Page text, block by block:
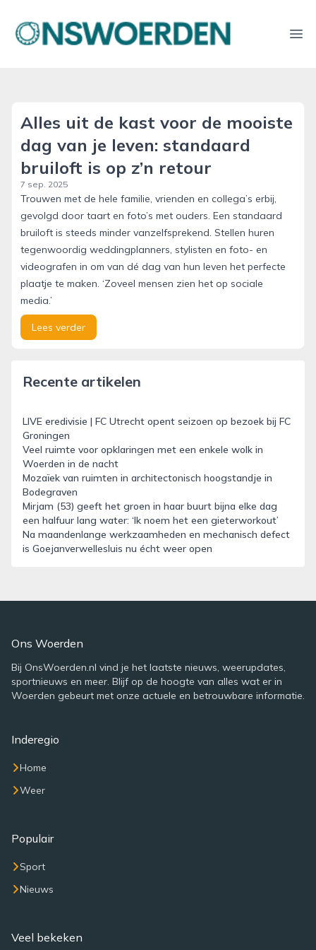
onswoerden.nl
Alles uit de kast voor de mooiste
dag van je leven: standaard
bruiloft is op z’n retour
7 sep. 2025
Trouwen met de hele familie, vrienden en collega’s erbij,
gevolgd door taart en foto’s met ouders. Een standaard
bruiloft is steeds minder vanzelfsprekend. Stellen huren
tegenwoordig weddingplanners, stylisten en foto- en
videografen in om van dé dag van hun leven het perfecte
plaatje te maken. ‘Zoveel mensen zien het op sociale
media.’
Lees verder
Recente artikelen
LIVE eredivisie | FC Utrecht opent seizoen op bezoek bij FC
Groningen
Veel ruimte voor opklaringen met een enkele wolk in
Woerden in de nacht
Mozaïek van ruimten in architectonisch hoogstandje in
Bodegraven
Mirjam (53) geeft het groen in haar buurt bijna elke dag
een halfuur lang water: ‘Ik noem het een gieterworkout’
Na maandenlange werkzaamheden en mechanisch defect
is Goejanverwellesluis nu écht weer open
Ons Woerden
Bij OnsWoerden.nl vind je het laatste nieuws, weerupdates,
sportnieuws en meer. Blijf op de hoogte van alles wat er in
Woerden gebeurt met onze actuele en betrouwbare informatie.
Inderegio
Home
Weer
Populair
Sport
Nieuws
Veel bekeken